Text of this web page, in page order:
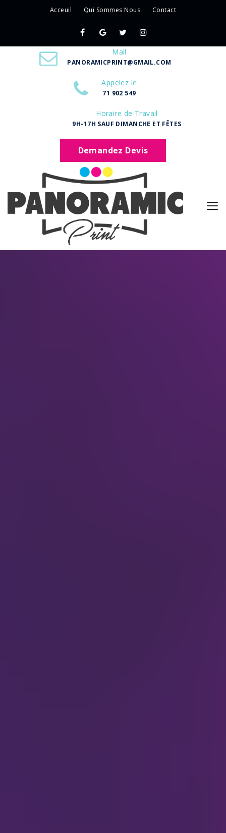
Acceuil Qui Sommes Nous Contact
Mail
PANORAMICPRINT@GMAIL.COM
Appelez le
71 902 549
Horaire de Travail
9H-17H SAUF DIMANCHE ET FÊTES
Demandez Devis